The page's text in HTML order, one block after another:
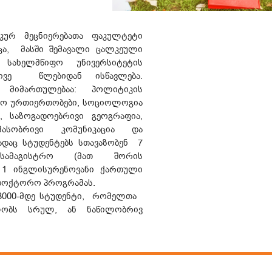
მეცნიერებათა ფაკულტეტი
მასში შემავალი ცალკეული
სახელმწიფო უნივერსიტეტის
წლებიდან ისწავლება.
პოლიტიკის
ურთიერთობები, სოციოლოგია
გეოგრაფია,
კომუნიკაცია და
სტუდენტებს სთავაზობენ 7
(მათ შორის
ინგლისურენოვანი ქართული
პროგრამას.
მდე სტუდენტი, რომელთა
სრულ, ან ნაწილობრივ